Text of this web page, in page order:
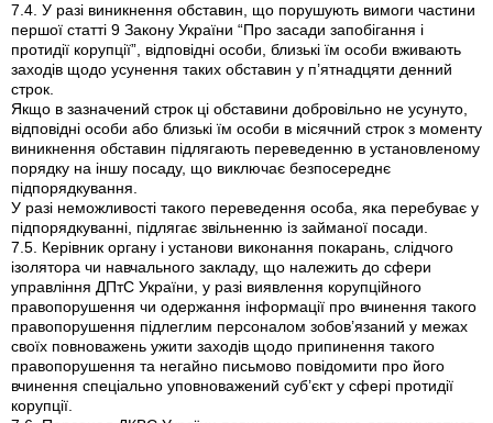
7.4. У разі виникнення обставин, що порушують вимоги частини
першої статті 9 Закону України “Про засади запобігання і
протидії корупції”, відповідні особи, близькі їм особи вживають
заходів щодо усунення таких обставин у п’ятнадцяти денний
строк.
Якщо в зазначений строк ці обставини добровільно не усунуто,
відповідні особи або близькі їм особи в місячний строк з моменту
виникнення обставин підлягають переведенню в установленому
порядку на іншу посаду, що виключає безпосереднє
підпорядкування.
У разі неможливості такого переведення особа, яка перебуває у
підпорядкуванні, підлягає звільненню із займаної посади.
7.5. Керівник органу і установи виконання покарань, слідчого
ізолятора чи навчального закладу, що належить до сфери
управління ДПтС України, у разі виявлення корупційного
правопорушення чи одержання інформації про вчинення такого
правопорушення підлеглим персоналом зобов’язаний у межах
своїх повноважень ужити заходів щодо припинення такого
правопорушення та негайно письмово повідомити про його
вчинення спеціально уповноважений суб’єкт у сфері протидії
корупції.